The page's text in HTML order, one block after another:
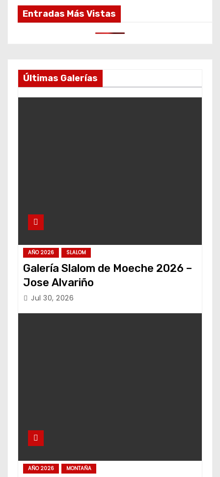
Entradas Más Vistas
Últimas Galerías
AÑO 2026 SLALOM
Galería Slalom de Moeche 2026 –
Jose Alvariño
Jul 30, 2026
AÑO 2026 MONTAÑA